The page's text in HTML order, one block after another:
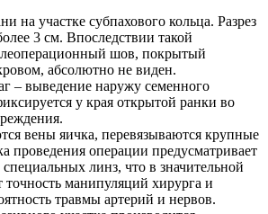
на участке субпахового кольца. Разрез
3 см. Впоследствии такой
шов, покрытый
абсолютно не виден.
– выведение наружу семенного
у края открытой ранки во
вены яичка, перевязываются крупные
проведения операции предусматривает
линз, что в значительной
манипуляций хирурга и
травмы артерий и нервов.